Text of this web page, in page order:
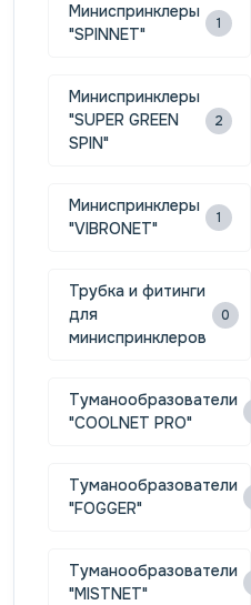
Миниспринклеры
"SPINNET"
1
Миниспринклеры
"SUPER GREEN
SPIN"
2
Миниспринклеры
"VIBRONET"
1
Трубка и фитинги
для
миниспринклеров
0
Туманообразователи
"COOLNET PRO"
Туманообразователи
"FOGGER"
Туманообразователи
"MISTNET"